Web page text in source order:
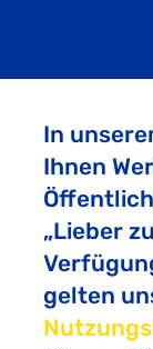
In
Ihnen
„Lieber
gelten